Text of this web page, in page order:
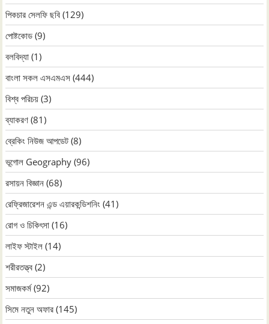
পিকচার সেলফি ছবি (129)
পোষ্টকোড (9)
বলবিদ্যা (1)
বাংলা সকল এসএমএস (444)
বিশ্ব পরিচয় (3)
ব্যাকরণ (81)
ব্রেকিং নিউজ আপডেট (8)
ভূগোল Geography (96)
রসায়ন বিজ্ঞান (68)
রেফ্রিজারেশন এন্ড এয়ারকন্ডিশনিং (41)
রোগ ও চিকিৎসা (16)
লাইফ স্টাইল (14)
শরীরতত্ত্ব (2)
সমাজকর্ম(92)
সিমে নতুন ‍অফার (145)